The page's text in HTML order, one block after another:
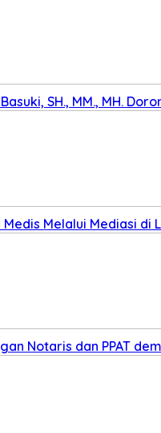
SH., MM., MH.
Melalui Mediasi di
Notaris dan PPAT